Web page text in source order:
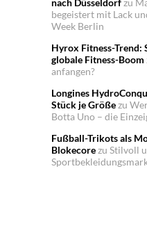
nach Düsseldorfzu
begeistert mit Lack
Week Berlin
Hyrox Fitness-
globale Fitness-Boom
anfangen?
Longines
Stück je Größezu
Botta Uno – die
Fußball-Trikots als
Blokecorezu Stilvoll